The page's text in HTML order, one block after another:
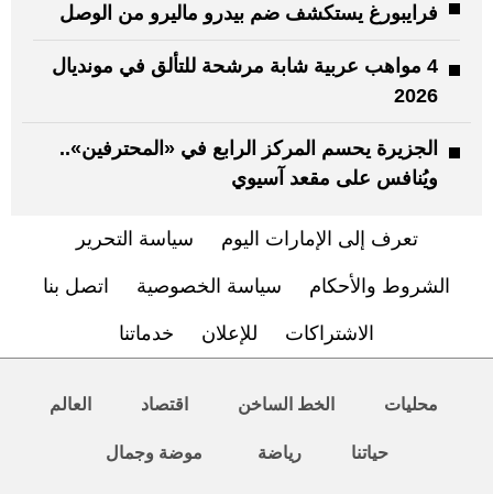
فرايبورغ يستكشف ضم بيدرو ماليرو من الوصل
4 مواهب عربية شابة مرشحة للتألق في مونديال
2026
الجزيرة يحسم المركز الرابع في «المحترفين»..
ويُنافس على مقعد آسيوي
تعرف إلى الإمارات اليوم سياسة التحرير
الشروط والأحكام سياسة الخصوصية اتصل بنا
الاشتراكات للإعلان خدماتنا
محليات الخط الساخن اقتصاد العالم
حياتنا رياضة موضة وجمال